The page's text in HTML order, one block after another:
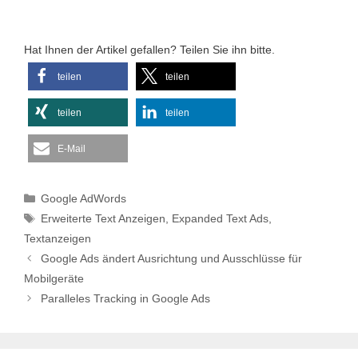
Hat Ihnen der Artikel gefallen? Teilen Sie ihn bitte.
teilen teilen
teilen teilen
E-Mail
Kategorien
Google AdWords
Schlagwörter
Erweiterte Text Anzeigen Expanded Text Ads
Textanzeigen
Google Ads ändert Ausrichtung und Ausschlüsse für
Mobilgeräte
Paralleles Tracking in Google Ads